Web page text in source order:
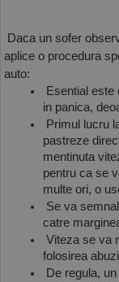
Daca un sofer
aplice o procedura
auto:
Esential
in panica,
Primul lucru
pastreze
mentinuta
pentru ca se
multe ori, o
Se va
catre
Viteza se va
folosirea
De regula,